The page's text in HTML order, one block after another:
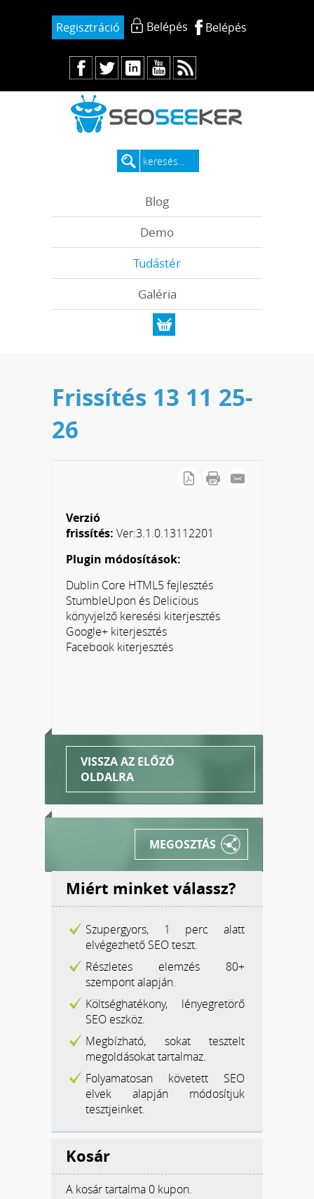
Regisztráció Belépés Belépés
Blog
Demo
Tudástér
Galéria
Frissítés 13 11 25-
26
Verzió
frissítés: Ver:3.1.0.13112201
Plugin módosítások:
Dublin Core HTML5 fejlesztés
StumbleUpon és Delicious
könyvjelző keresési kiterjesztés
Google+ kiterjesztés
Facebook kiterjesztés
VISSZA AZ ELŐZŐ
OLDALRA
MEGOSZTÁS
Miért minket válassz?
Szupergyors, 1 perc alatt
elvégezhető SEO teszt.
Részletes elemzés 80+
szempont alapján.
Költséghatékony, lényegretörő
SEO eszköz.
Megbízható, sokat tesztelt
megoldásokat tartalmaz.
Folyamatosan követett SEO
elvek alapján módosítjuk
tesztjeinket.
Kosár
A kosár tartalma 0 kupon.